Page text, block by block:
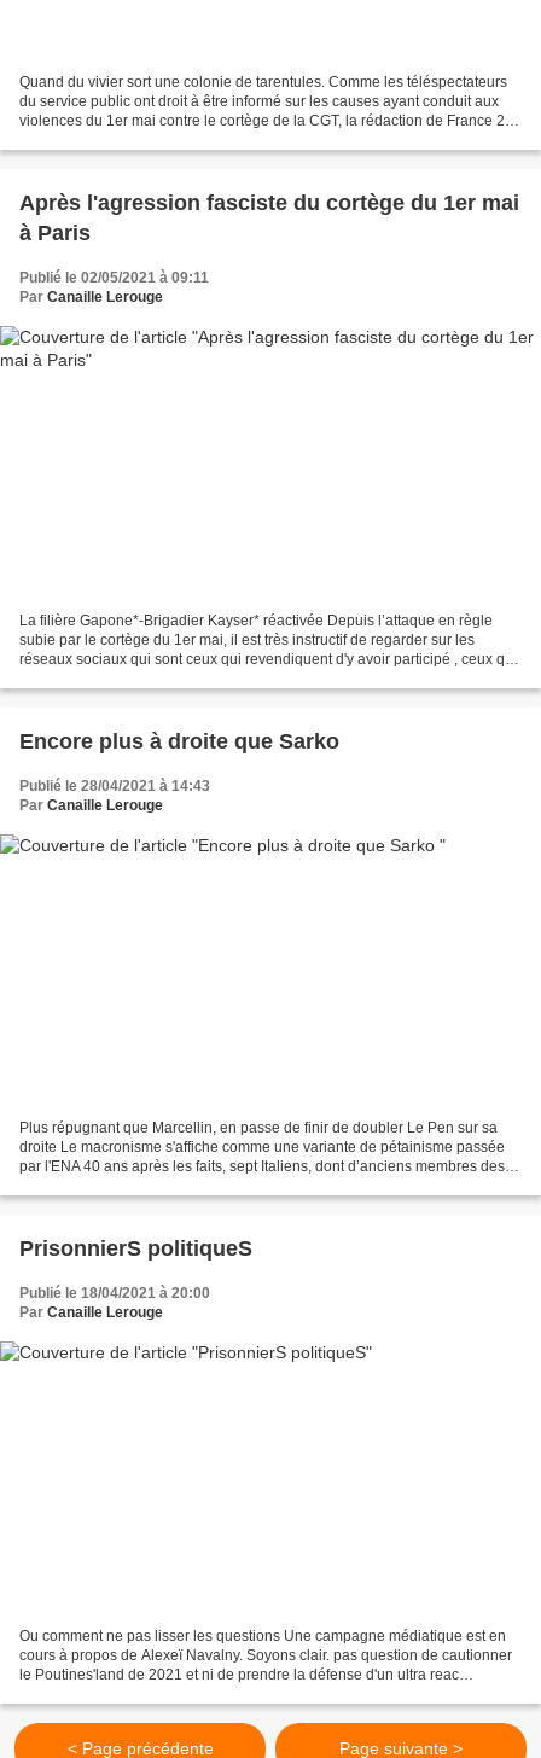
Quand du vivier sort une colonie de tarentules. Comme les téléspectateurs
du service public ont droit à être informé sur les causes ayant conduit aux
violences du 1er mai contre le cortège de la CGT, la rédaction de France 2 a
Après l'agression fasciste du cortège du 1er mai
à Paris
Publié le 02/05/2021 à 09:11
Par Canaille Lerouge
La filière Gapone*-Brigadier Kayser* réactivée Depuis l’attaque en règle
subie par le cortège du 1er mai, il est très instructif de regarder sur les
réseaux sociaux qui sont ceux qui revendiquent d'y avoir participé , ceux qui
Encore plus à droite que Sarko
Publié le 28/04/2021 à 14:43
Par Canaille Lerouge
Plus répugnant que Marcellin, en passe de finir de doubler Le Pen sur sa
droite Le macronisme s'affiche comme une variante de pétainisme passée
par l'ENA 40 ans après les faits, sept Italiens, dont d’anciens membres des
PrisonnierS politiqueS
Publié le 18/04/2021 à 20:00
Par Canaille Lerouge
Ou comment ne pas lisser les questions Une campagne médiatique est en
cours à propos de Alexeï Navalny. Soyons clair. pas question de cautionner
le Poutines'land de 2021 et ni de prendre la défense d'un ultra reac
< Page précédente Page suivante >